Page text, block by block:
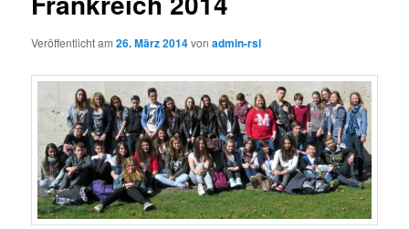
Veröffentlicht am26. März 2014vonadmin-rsl